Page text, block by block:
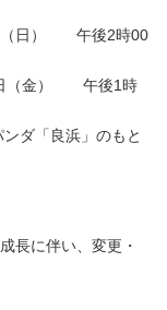
（日） 午後2時00
） 午後1時
ダ「良浜」のもと
長に伴い、変更・